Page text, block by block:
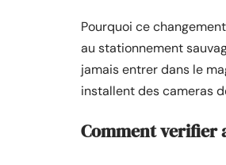
Pourquoi ce
au stationnement
jamais entrer dans le
installent des cameras
Comment verifier